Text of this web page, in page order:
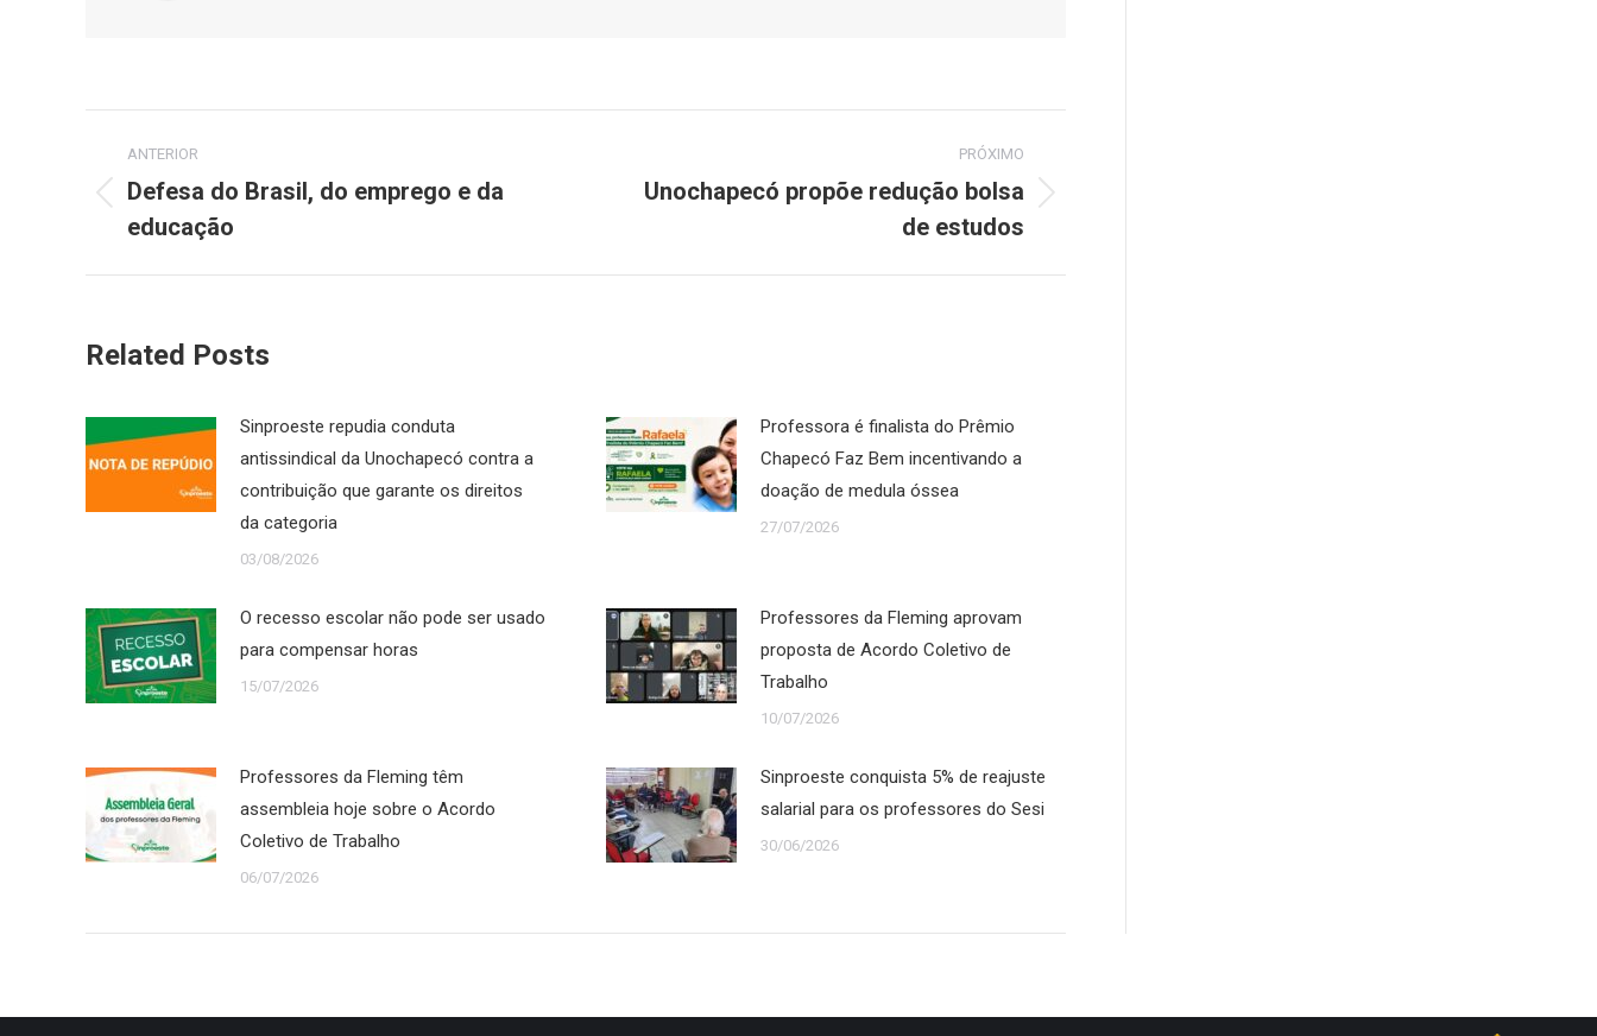
de
post:
ANTERIOR
Post
anterior:
Defesa do Brasil, do emprego e da
educação
PRÓXIMO
Próximo
Unochapecó propõe redução bolsa
de estudos
Related Posts
Sinproeste repudia conduta
antissindical da Unochapecó contra a
contribuição que garante os direitos
da categoria
03/08/2026
Professora é finalista do Prêmio
Chapecó Faz Bem incentivando a
doação de medula óssea
27/07/2026
O recesso escolar não pode ser usado
para compensar horas
15/07/2026
Professores da Fleming aprovam
proposta de Acordo Coletivo de
Trabalho
10/07/2026
Professores da Fleming têm
assembleia hoje sobre o Acordo
Coletivo de Trabalho
06/07/2026
Sinproeste conquista 5% de reajuste
salarial para os professores do Sesi
30/06/2026